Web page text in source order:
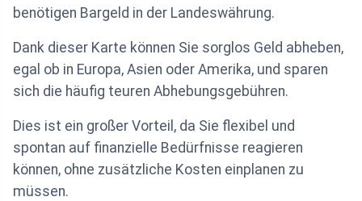
benötigen Bargeld in der Landeswährung.
Dank dieser Karte können Sie sorglos Geld abheben,
egal ob in Europa, Asien oder Amerika, und sparen
sich die häufig teuren Abhebungsgebühren.
Dies ist ein großer Vorteil, da Sie flexibel und
spontan auf finanzielle Bedürfnisse reagieren
können, ohne zusätzliche Kosten einplanen zu
müssen.